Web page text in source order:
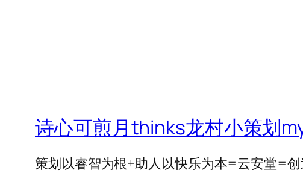
诗心可煎月thinks龙村小策划
策划以睿智为根+助人以快乐为本=云安堂=